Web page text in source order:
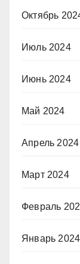
Октябрь
Июль 2024
Июнь 2024
Май 2024
Апрель 2024
Март 2024
Февраль
Январь 2024